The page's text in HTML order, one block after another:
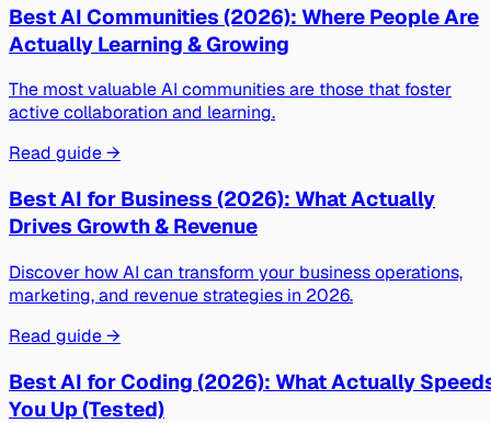
Best AI Communities (2026): Where People Are
Actually Learning & Growing
The most valuable AI communities are those that foster
active collaboration and learning.
Read guide →
Best AI for Business (2026): What Actually
Drives Growth & Revenue
Discover how AI can transform your business operations,
marketing, and revenue strategies in 2026.
Read guide →
Best AI for Coding (2026): What Actually
You Up (Tested)